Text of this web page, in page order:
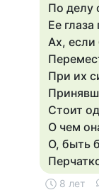
По делу
Ее
Ах, если
При их
Стоит
О чем
О, быть
8 лет